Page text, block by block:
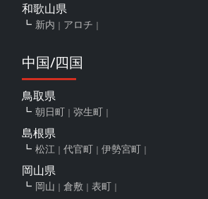
和歌山県
新内 アロチ
中国/四国
鳥取県
朝日町 弥生町
島根県
松江 代官町 伊勢宮町
岡山県
岡山 倉敷 表町